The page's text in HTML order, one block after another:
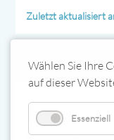
Zuletzt aktualisiert
Wo findet
Eine Mediation
gebunden. Der
Wählen Sie Ihre
auf dieser
Essenziell